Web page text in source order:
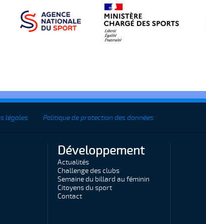
légales Politique de protection des données
Développement
Actualités
Challenge des clubs
Semaine du billard au féminin
Citoyens du sport
Contact